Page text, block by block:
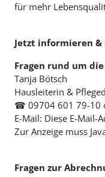
für mehr
Jetzt informieren &
Fragen rund um die
Tanja Bötsch
Hausleiterin &
☎ 09704 601 79-10
E-Mail: Diese E-Mail-
Zur Anzeige muss
Fragen zur